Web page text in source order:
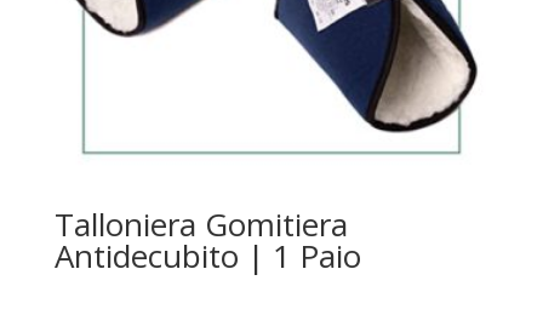
Talloniera Gomitiera
Antidecubito | 1 Paio